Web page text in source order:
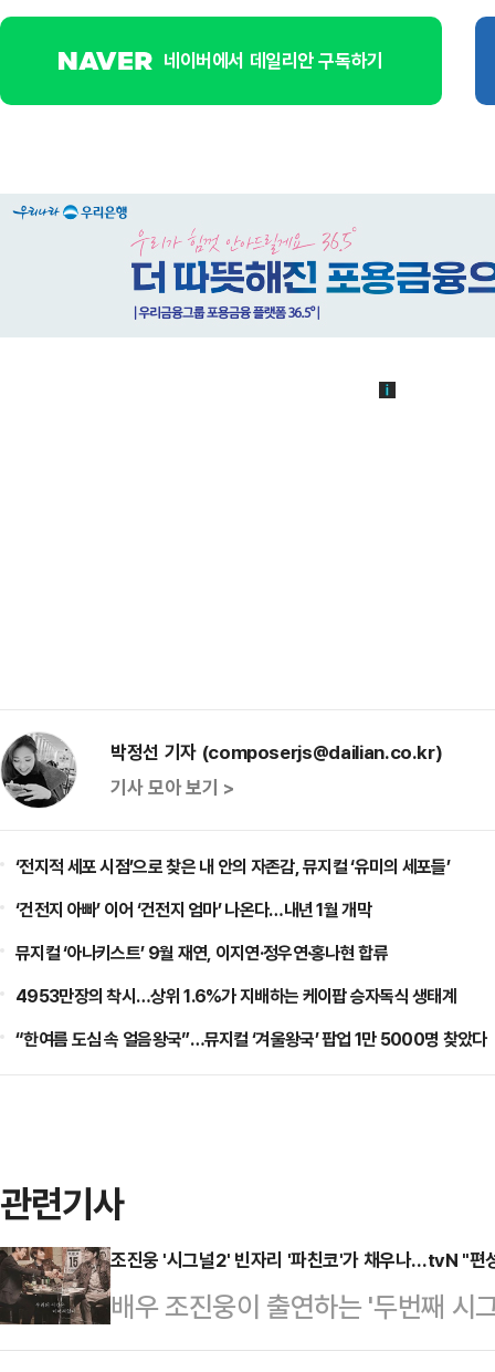
네이버에서 데일리안 구독하기
박정선 기자 (composerjs@dailian.co.kr)
기사 모아 보기 >
‘전지적 세포 시점’으로 찾은 내 안의 자존감, 뮤지컬 ‘유미의 세포들’
‘건전지 아빠’ 이어 ‘건전지 엄마’ 나온다…내년 1월 개막
뮤지컬 ‘아나키스트’ 9월 재연, 이지연·정우연·홍나현 합류
4953만장의 착시…상위 1.6%가 지배하는 케이팝 승자독식 생태계
“한여름 도심 속 얼음왕국”…뮤지컬 ‘겨울왕국’ 팝업 1만 5000명 찾았다
관련기사
조진웅 '시그널2' 빈자리 '파친코'가 채우나…tvN "편
배우 조진웅이 출연하는 '두번째
바가 없다"는 입장을 밝혔다.17일